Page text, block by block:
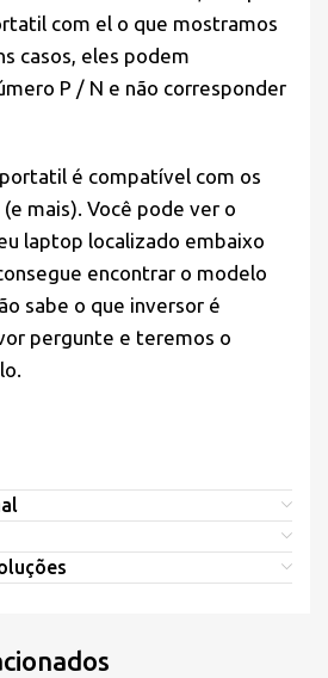
com el o que mostramos
casos, eles podem
P / N e não corresponder
é compatível com os
mais). Você pode ver o
laptop localizado embaixo
encontrar o modelo
sabe o que inversor é
pergunte e teremos o